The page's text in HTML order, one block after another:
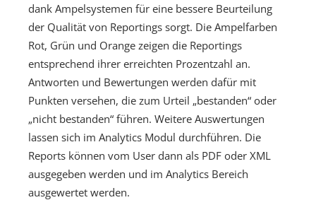
dank Ampelsystemen für eine bessere Beurteilung
der Qualität von Reportings sorgt. Die Ampelfarben
Rot, Grün und Orange zeigen die Reportings
entsprechend ihrer erreichten Prozentzahl an.
Antworten und Bewertungen werden dafür mit
Punkten versehen, die zum Urteil „bestanden“ oder
„nicht bestanden“ führen. Weitere Auswertungen
lassen sich im Analytics Modul durchführen. Die
Reports können vom User dann als PDF oder XML
ausgegeben werden und im Analytics Bereich
ausgewertet werden.